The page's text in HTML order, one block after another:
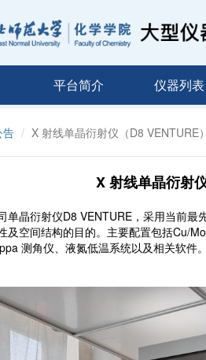
平台简介 仪器列表
告 X 射线单晶衍射仪（D8 VENTURE
X 射线单晶衍射
单晶衍射仪D8 VENTURE，采用当前
及空间结构的目的。主要配置包括Cu/
测角仪、液氮低温系统以及相关软件